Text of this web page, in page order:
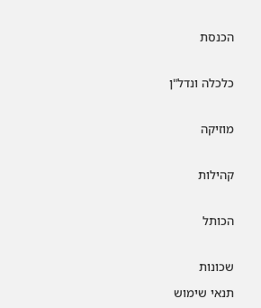
הכנסת
כלכלה ונדל"ן
מוזיקה
קהילות
הכותל
שכונות
תנאי שימוש